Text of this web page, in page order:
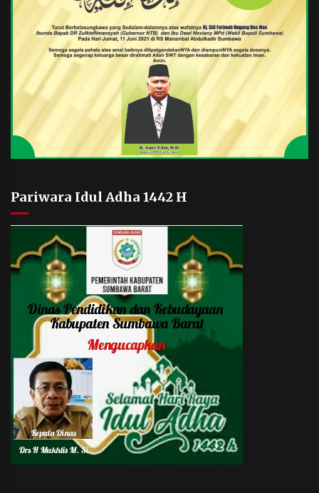
Pariwara Idul Adha 1442 H